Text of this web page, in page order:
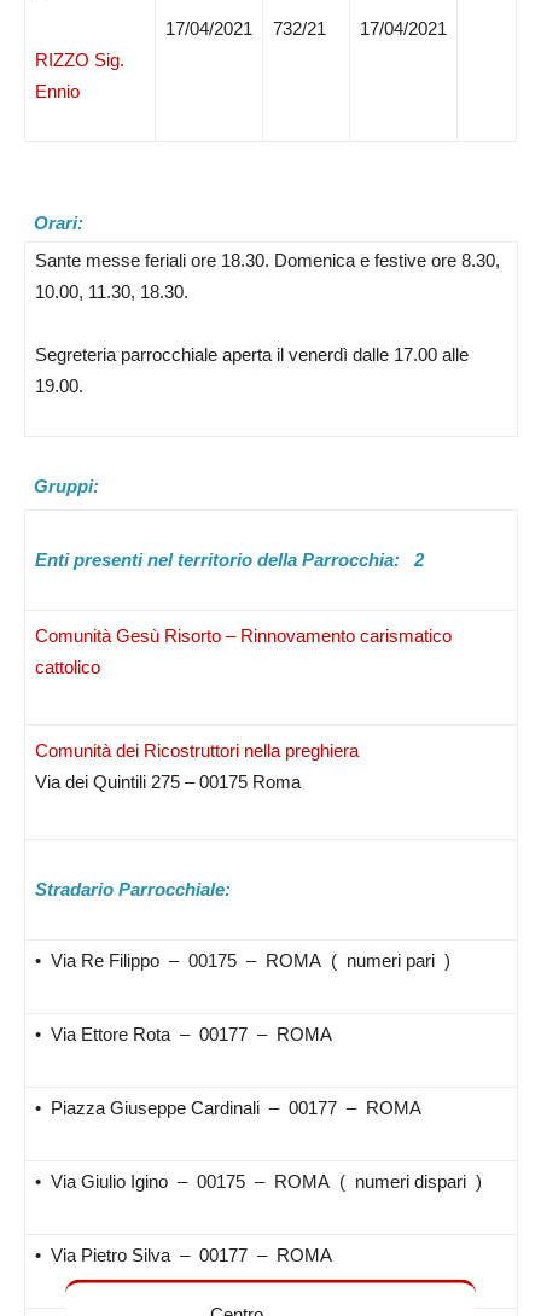
RIZZO Sig.
Ennio
17/04/2021 732/21 17/04/2021
Orari:
Sante messe feriali ore 18.30. Domenica e festive ore 8.30,
10.00, 11.30, 18.30.
Segreteria parrocchiale aperta il venerdì dalle 17.00 alle
19.00.
Gruppi:
Enti presenti nel territorio della Parrocchia: 2
Comunità Gesù Risorto – Rinnovamento carismatico
cattolico
Comunità dei Ricostruttori nella preghiera
Via dei Quintili 275 – 00175 Roma
Stradario Parrocchiale:
• Via Re Filippo – 00175 – ROMA ( numeri pari )
• Via Ettore Rota – 00177 – ROMA
• Piazza Giuseppe Cardinali – 00177 – ROMA
• Via Giulio Igino – 00175 – ROMA ( numeri dispari )
• Via Pietro Silva – 00177 – ROMA